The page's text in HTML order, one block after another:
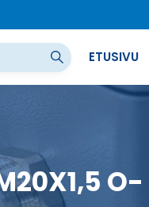
ETUSIVU
O-